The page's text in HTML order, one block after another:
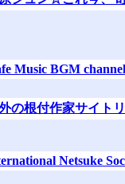
Music BGM
の根付作家サイト
Netsuke